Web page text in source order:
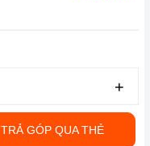
+
TRẢ GÓP QUA THẺ